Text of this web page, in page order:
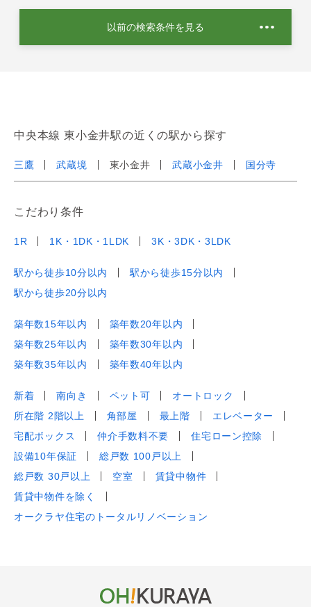
以前の検索条件を見る
中央本線 東小金井駅の近くの駅から探す
三鷹 武蔵境 東小金井 武蔵小金井 国分寺
こだわり条件
1R 1K・1DK・1LDK 3K・3DK・3LDK
駅から徒歩10分以内
駅から徒歩15分以内
駅から徒歩20分以内
築年数15年以内
築年数20年以内
築年数25年以内
築年数30年以内
築年数35年以内
築年数40年以内
新着 南向き ペット可
オートロック
所在階 2階以上
角部屋 最上階
エレベーター
宅配ボックス
仲介手数料不要
住宅ローン控除
設備10年保証
総戸数 100戸以上
総戸数 30戸以上
空室
賃貸中物件
賃貸中物件を除く
オークラヤ住宅のトータルリノベーション